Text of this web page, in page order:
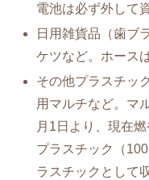
電池は必ず外して
日用雑貨品（歯ブ
ケツなど。ホース
その他プラスチッ
用マルチなど。マ
月1日より、現在
プラスチック（
ラスチックとして